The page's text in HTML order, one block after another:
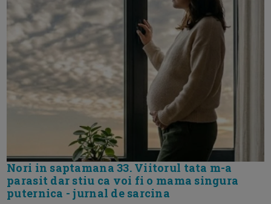
Nori in saptamana 33. Viitorul tata m-a
parasit dar stiu ca voi fi o mama singura
puternica - jurnal de sarcina